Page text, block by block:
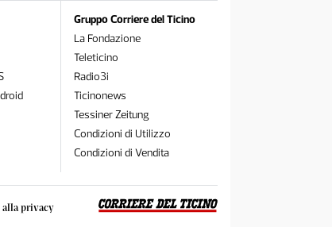
alla privacy
Gruppo Corriere del Ticino
La Fondazione
Teleticino
Radio3i
Ticinonews
Tessiner Zeitung
Condizioni di Utilizzo
Condizioni di Vendita